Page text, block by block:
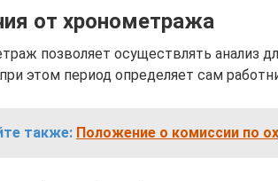
от хронометража
позволяет осуществлять анализ
этом период определяет сам
также: Положение о комиссии по